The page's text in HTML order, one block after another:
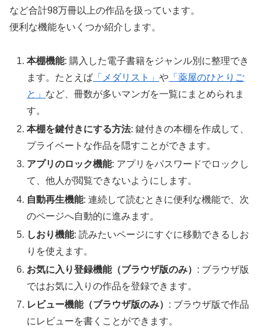
など合計98万冊以上の作品を扱っています。
便利な機能をいくつか紹介します。
本棚機能: 購入した電子書籍をジャンル別に整理でき
ます。たとえば 「メダリスト」や 「薬屋のひとりご
と」 など、冊数が多いマンガを一覧にまとめられま
す。
本棚を鍵付きにする方法: 鍵付きの本棚を作成して、
プライベートな作品を隠すことができます。
アプリのロック機能: アプリをパスワードでロックし
て、他人が閲覧できないようにします。
自動再生機能: 連続して読むときに便利な機能で、次
のページへ自動的に進みます。
しおり機能: 読みたいページにすぐに移動できるしお
りを使えます。
お気に入り登録機能（ブラウザ版のみ） : ブラウザ版
ではお気に入りの作品を登録できます。
レビュー機能（ブラウザ版のみ） : ブラウザ版で作品
にレビューを書くことができます。